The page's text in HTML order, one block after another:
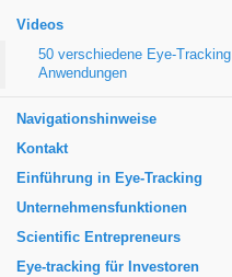
Videos
50 verschiedene Eye-Tracking
Anwendungen
Navigationshinweise
Kontakt
Einführung in Eye-Tracking
Unternehmensfunktionen
Scientific Entrepreneurs
Eye-tracking für Investoren